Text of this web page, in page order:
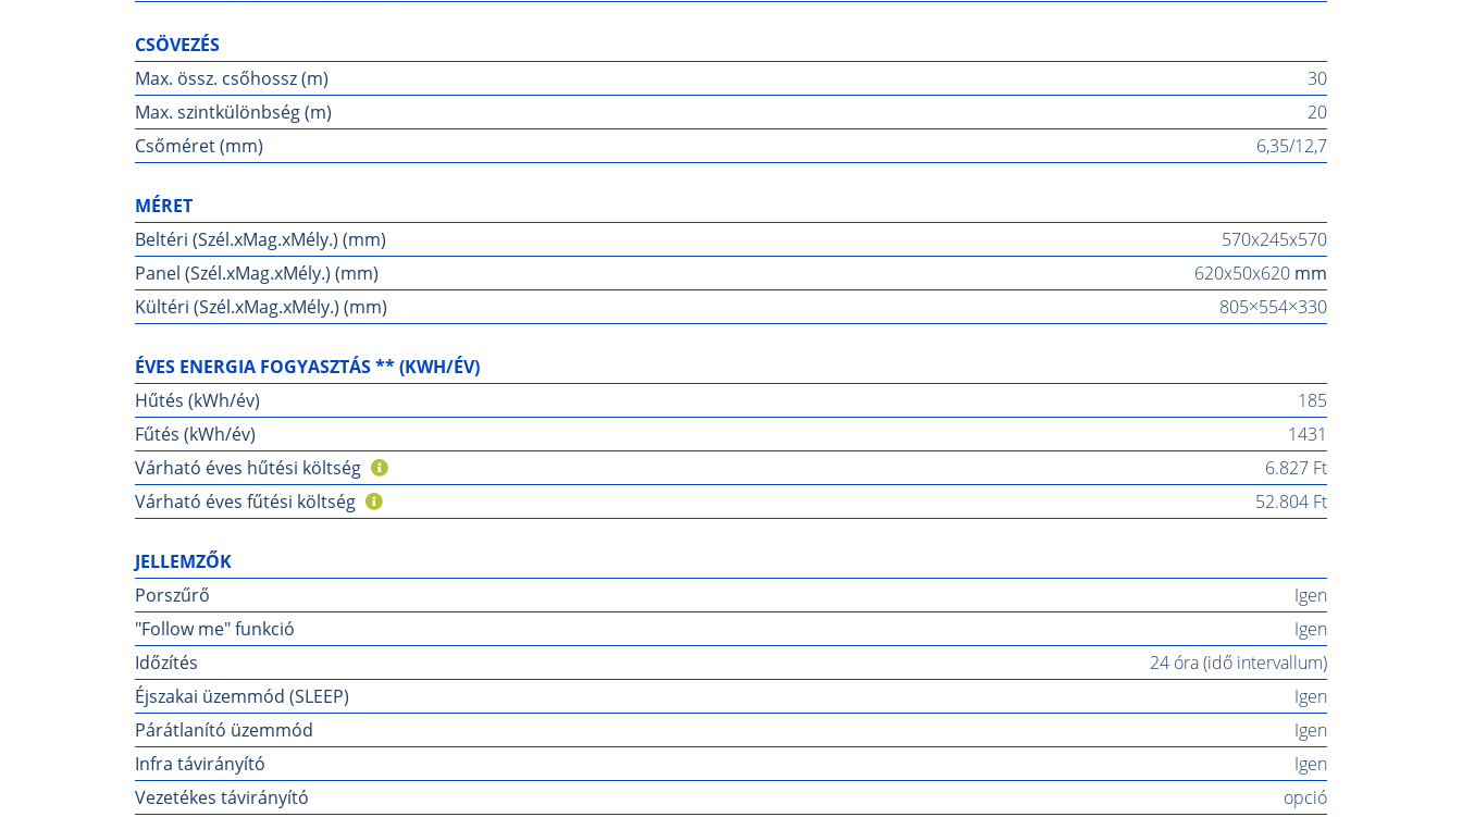
CSÖVEZÉS
Max. össz. csőhossz (m)
30
Max. szintkülönbség (m)
20
Csőméret (mm)
6,35/12,7
MÉRET
Beltéri (Szél.xMag.xMély.) (mm)
570x245x570
Panel (Szél.xMag.xMély.) (mm)
620x50x620 mm
Kültéri (Szél.xMag.xMély.) (mm)
805×554×330
ÉVES ENERGIA FOGYASZTÁS ** (KWH/ÉV)
Hűtés (kWh/év)
185
Fűtés (kWh/év)
1431
Várható éves hűtési költség
6.827 Ft
Várható éves fűtési költség
52.804 Ft
JELLEMZŐK
Porszűrő
Igen
"Follow me" funkció
Igen
Időzítés
24 óra (idő intervallum)
Éjszakai üzemmód (SLEEP)
Igen
Párátlanító üzemmód
Igen
Infra távirányító
Igen
Vezetékes távirányító
opció